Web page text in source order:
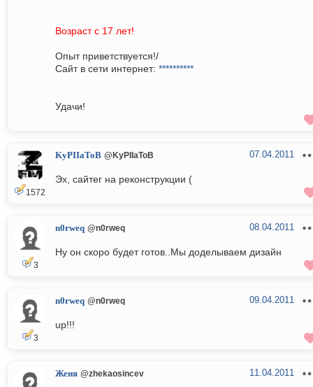
Возраст с 17 лет!
Опыт приветствуется!/
Сайт в сети интернет: **********
Удачи!
1572
KyPIIaToB @KyPIIaToB 07.04.2011
Эх, сайтег на реконструкции (
3
n0rweq @n0rweq 08.04.2011
Ну он скоро будет готов..Мы доделываем дизайн
3
n0rweq @n0rweq 09.04.2011
up!!!
Женя @zhekaosincev 11.04.2011